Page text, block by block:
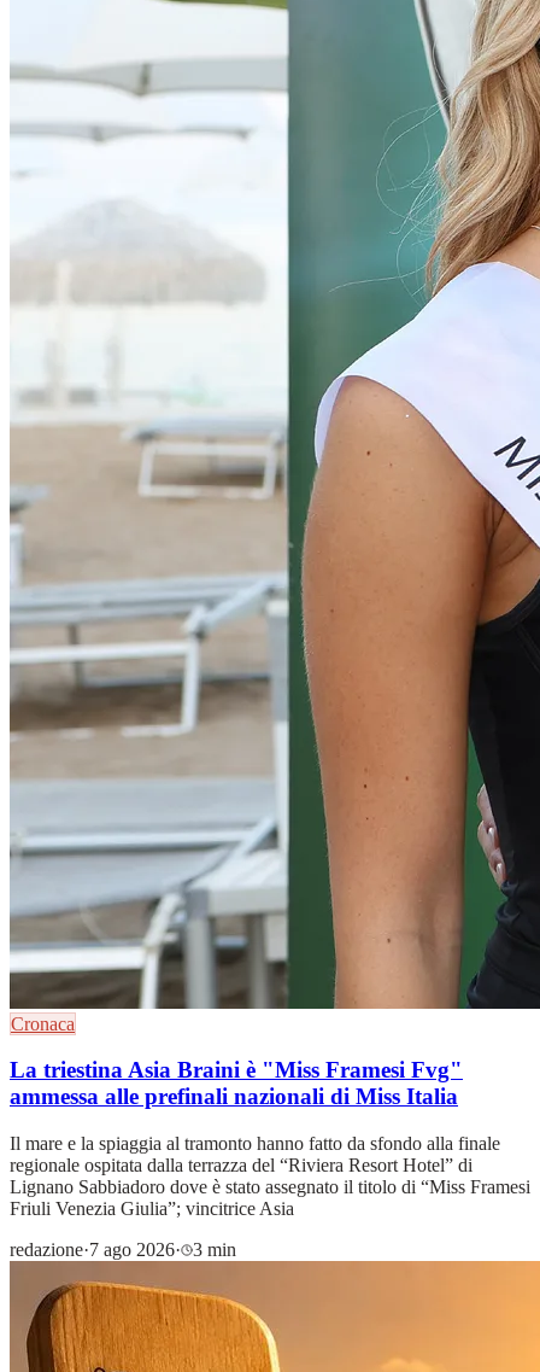
Cronaca
La triestina Asia Braini è "Miss Framesi Fvg"
ammessa alle prefinali nazionali di Miss Italia
Il mare e la spiaggia al tramonto hanno fatto da sfondo alla finale
regionale ospitata dalla terrazza del “Riviera Resort Hotel” di
Lignano Sabbiadoro dove è stato assegnato il titolo di “Miss Framesi
Friuli Venezia Giulia”; vincitrice Asia
redazione·7 ago 2026· 3 min